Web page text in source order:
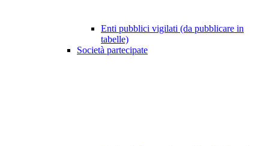
Enti pubblici vigilati (da pubblicare in
tabelle)
Società partecipate